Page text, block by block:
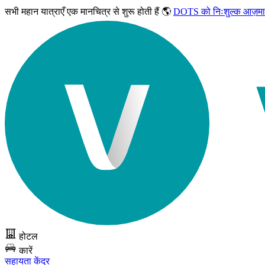
सभी महान यात्राएँएक मानचित्र से शुरू होती हैं 🌎 DOTS को निःशुल्क
होटल
कारें
सहायता केंद्र